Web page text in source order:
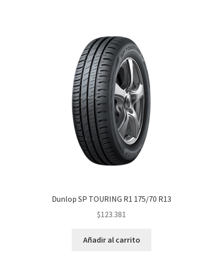
Dunlop SP TOURING R1 175/70 R13
$123.381
Añadir al carrito